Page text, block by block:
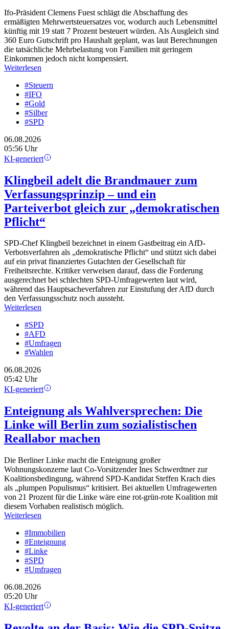
Ifo-Präsident Clemens Fuest schlägt die Abschaffung des
ermäßigten Mehrwertsteuersatzes vor, wodurch auch Lebensmittel
künftig mit 19 statt 7 Prozent besteuert würden. Als Ausgleich sind
360 Euro Gutschrift pro Haushalt geplant, was laut Berechnungen
die tatsächliche Mehrbelastung von Familien mit geringem
Einkommen jedoch nicht kompensiert.
Weiterlesen
#Steuern
#IFO
#Gold
#Silber
#SPD
06.08.2026
05:56 Uhr
KI-generiert
Klingbeil adelt die Brandmauer zum
Verfassungsprinzip – und ein
Parteiverbot gleich zur „demokratischen
Pflicht“
SPD-Chef Klingbeil bezeichnet in einem Gastbeitrag ein AfD-
Verbotsverfahren als „demokratische Pflicht“ und stützt sich dabei
auf ein privat finanziertes Gutachten der Gesellschaft für
Freiheitsrechte. Kritiker verweisen darauf, dass die Forderung
ausgerechnet bei schlechten SPD-Umfragewerten laut wird,
während das Hauptsacheverfahren zur Einstufung der AfD durch
den Verfassungsschutz noch aussteht.
Weiterlesen
#SPD
#AFD
#Umfragen
#Wahlen
06.08.2026
05:42 Uhr
KI-generiert
Enteignung als Wahlversprechen: Die
Linke will Berlin zum sozialistischen
Reallabor machen
Die Berliner Linke macht die Enteignung großer
Wohnungskonzerne laut Co-Vorsitzender Ines Schwerdtner zur
Koalitionsbedingung, während SPD-Kandidat Steffen Krach dies
als „plumpen Populismus“ kritisiert. Bei aktuellen Umfragewerten
von 21 Prozent für die Linke wäre eine rot-grün-rote Koalition mit
diesem Vorhaben realistisch möglich.
Weiterlesen
#Immobilien
#Enteignung
#Linke
#SPD
#Umfragen
06.08.2026
05:20 Uhr
KI-generiert